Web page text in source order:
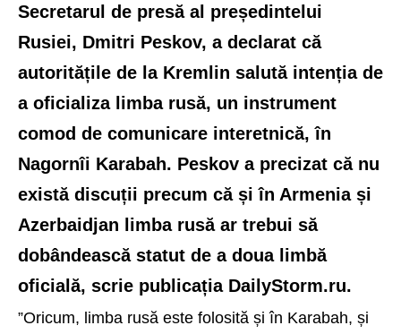
Secretarul de presă al președintelui
Rusiei, Dmitri Peskov, a declarat că
autoritățile de la Kremlin salută intenția de
a oficializa limba rusă, un instrument
comod de comunicare interetnică, în
Nagornîi Karabah. Peskov a precizat că nu
există discuții precum că și în Armenia și
Azerbaidjan limba rusă ar trebui să
dobândească statut de a doua limbă
oficială, scrie publicația DailyStorm.ru.
”Oricum, limba rusă este folosită și în Karabah, și